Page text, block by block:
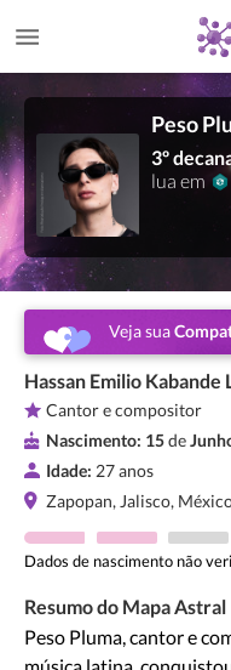
Peso
3º
lua em
Veja sua
Hassan Emilio Kabande
Cantor e compositor
Nascimento: 15de
Idade: 27 anos
Zapopan, Jalisco,
Dados de nascimento não
Resumo do Mapa Astral
Peso Pluma, cantor e